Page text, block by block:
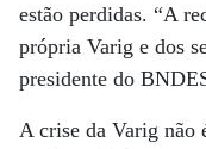
estão perdidas. “A
própria Varig e dos
presidente do
A crise da Varig não